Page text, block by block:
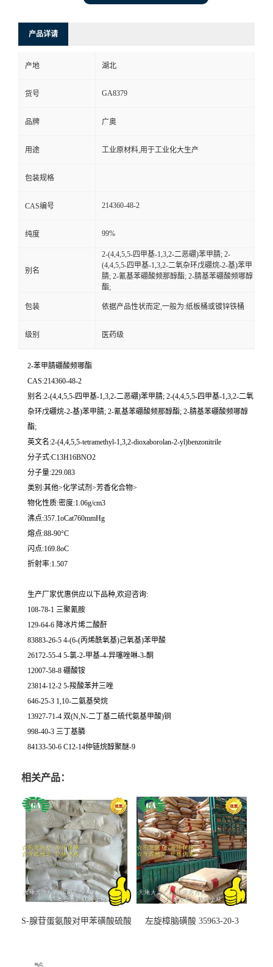
产品详请
产地 湖北
货号 GA8379
品牌 广奥
用途 工业原材料,用于工业化大生产
包装规格
CAS编号 214360-48-2
纯度 99%
别名
2-(4,4,5,5-四甲基-1,3,2-二恶硼)苯甲腈; 2-
(4,4,5,5-四甲基-1,3,2-二氧杂环戊硼烷-2-基)苯甲
腈; 2-氰基苯硼酸频那醇酯; 2-腈基苯硼酸频哪醇
酯;
包装 依据产品性状而定,一般为:纸板桶或镀锌铁桶
级别 医药级
2-苯甲腈硼酸频哪酯
CAS:214360-48-2
别名:2-(4,4,5,5-四甲基-1,3,2-二恶硼)苯甲腈; 2-(4,4,5,5-四甲基-1,3,2-二氧
杂环戊硼烷-2-基)苯甲腈; 2-氰基苯硼酸频那醇酯; 2-腈基苯硼酸频哪醇
酯;
英文名:2-(4,4,5,5-tetramethyl-1,3,2-dioxaborolan-2-yl)benzonitrile
分子式:C13H16BNO2
分子量:229.083
类别:其他>化学试剂>芳香化合物>
物化性质:密度:1.06g/cm3
沸点:357.1oCat760mmHg
熔点:88-90°C
闪点:169.8oC
折射率:1.507
生产厂家优惠供应以下品种,欢迎咨询:
108-78-1 三聚氰胺
129-64-6 降冰片烯二酸酐
83883-26-5 4-(6-(丙烯酰氧基)己氧基)苯甲酸
26172-55-4 5-氯-2-甲基-4-异噻唑啉-3-酮
12007-58-8 硼酸铵
23814-12-2 5-羧酸苯并三唑
646-25-3 1,10-二氨基癸烷
13927-71-4 双(N,N-二丁基二硫代氨基甲酸)铜
998-40-3 三丁基膦
84133-50-6 C12-14仲链烷醇聚醚-9
相关产品：
S-腺苷蛋氨酸对甲苯磺酸硫酸
左旋樟脑磺酸 35963-20-3